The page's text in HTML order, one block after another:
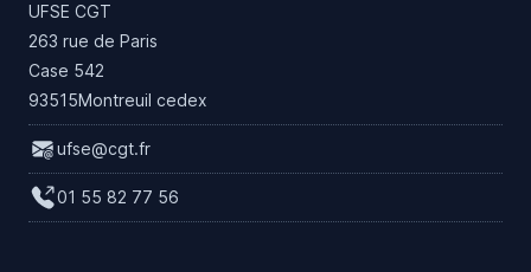
UFSE CGT
263 rue de Paris
Case 542
93515Montreuil cedex
ufse@cgt.fr
01 55 82 77 56